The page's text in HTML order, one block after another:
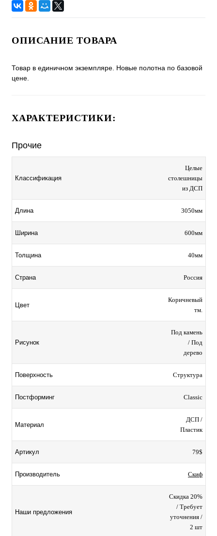
ОПИСАНИЕ ТОВАРА
Товар в единичном экземпляре. Новые полотна по базовой
цене.
ХАРАКТЕРИСТИКИ:
Прочие
Классификация
Целые
столешницы
из ДСП
Длина 3050мм
Ширина 600мм
Толщина 40мм
Страна Россия
Цвет
Коричневый
тм.
Рисунок
Под камень
/ Под
дерево
Поверхность Структура
Постформинг Classic
Материал
ДСП /
Пластик
Артикул 79$
Производитель Скиф
Наши предложения
Скидка 20%
/ Требует
уточнения /
2 шт